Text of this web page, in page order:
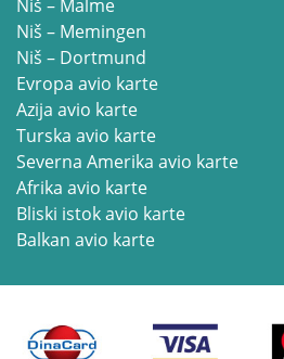
Niš – Malme
Niš – Memingen
Niš – Dortmund
Evropa avio karte
Azija avio karte
Turska avio karte
Severna Amerika avio karte
Afrika avio karte
Bliski istok avio karte
Balkan avio karte